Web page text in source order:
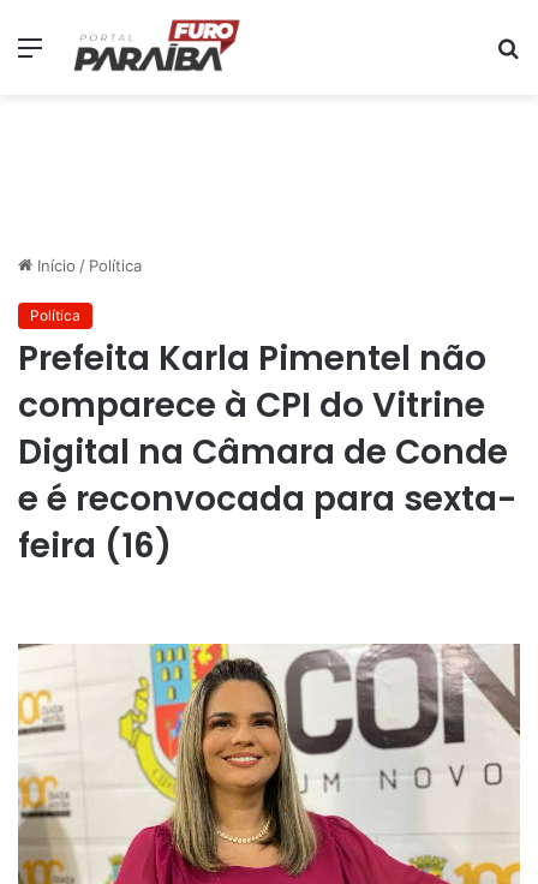
Menu
Início / Política
Política
Prefeita Karla Pimentel não
comparece à CPI do Vitrine
Digital na Câmara de Conde
e é reconvocada para sexta-
feira (16)